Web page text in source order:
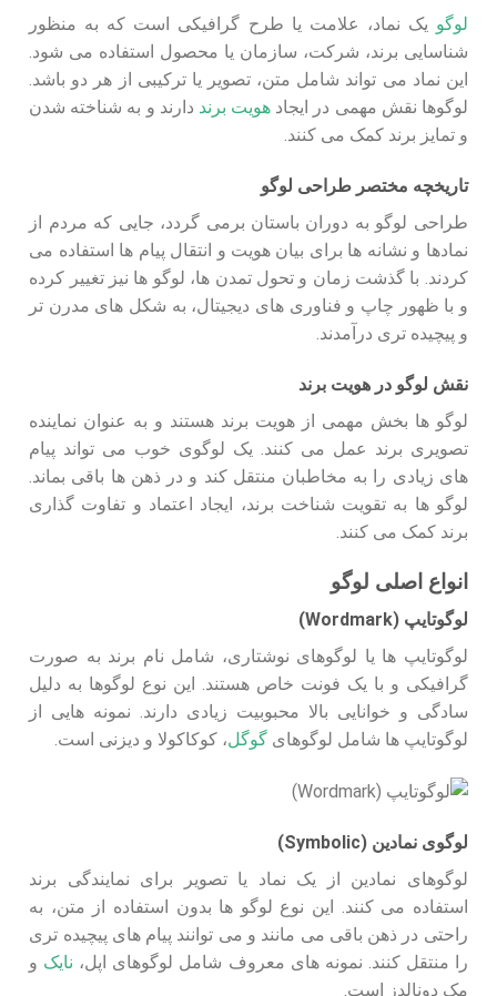
لوگو یک نماد، علامت یا طرح گرافیکی است که به منظور
شناسایی برند، شرکت، سازمان یا محصول استفاده می‌ شود.
این نماد می‌ تواند شامل متن، تصویر یا ترکیبی از هر دو باشد.
لوگوها نقش مهمی در ایجاد هویت برند دارند و به شناخته شدن
و تمایز برند کمک می‌ کنند.
تاریخچه مختصر طراحی لوگو
طراحی لوگو به دوران باستان برمی‌ گردد، جایی که مردم از
نمادها و نشانه‌ ها برای بیان هویت و انتقال پیام‌ ها استفاده می‌
کردند. با گذشت زمان و تحول تمدن‌ ها، لوگو ها نیز تغییر کرده
و با ظهور چاپ و فناوری‌ های دیجیتال، به شکل‌ های مدرن‌ تر
و پیچیده‌ تری درآمدند.
نقش لوگو در هویت برند
لوگو ها بخش مهمی از هویت برند هستند و به عنوان نماینده
تصویری برند عمل می‌ کنند. یک لوگوی خوب می‌ تواند پیام‌
های زیادی را به مخاطبان منتقل کند و در ذهن‌ ها باقی بماند.
لوگو ها به تقویت شناخت برند، ایجاد اعتماد و تفاوت‌ گذاری
برند کمک می‌ کنند.
انواع اصلی لوگو
لوگوتایپ (Wordmark)
لوگوتایپ‌ ها یا لوگوهای نوشتاری، شامل نام برند به صورت
گرافیکی و با یک فونت خاص هستند. این نوع لوگوها به دلیل
سادگی و خوانایی بالا محبوبیت زیادی دارند. نمونه‌ هایی از
لوگوتایپ‌ ها شامل لوگوهایگوگل، کوکاکولا و دیزنی است.
لوگوی نمادین (Symbolic)
لوگوهای نمادین از یک نماد یا تصویر برای نمایندگی برند
استفاده می‌ کنند. این نوع لوگو ها بدون استفاده از متن، به
راحتی در ذهن باقی می‌ مانند و می‌ توانند پیام‌ های پیچیده‌ تری
را منتقل کنند. نمونه‌ های معروف شامل لوگوهای اپل، نایک و
مک‌ دونالدز است.